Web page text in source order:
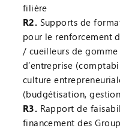
filière
R2. Supports de
pour le renforcement
/ cueilleurs de
d’entreprise
culture
(budgétisation,
R3. Rapport de
financement des